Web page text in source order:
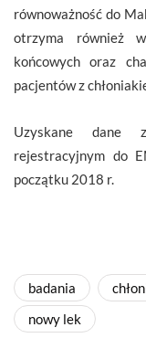
równoważność do
otrzyma również
końcowych oraz
pacjentów z
Uzyskane dane
rejestracyjnym do
początku 2018 r.
badania
nowy lek